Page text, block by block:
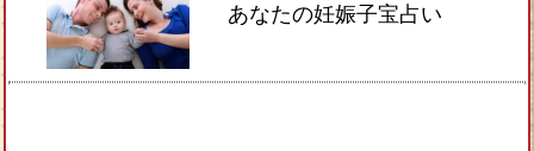
あなたの妊娠子宝占い